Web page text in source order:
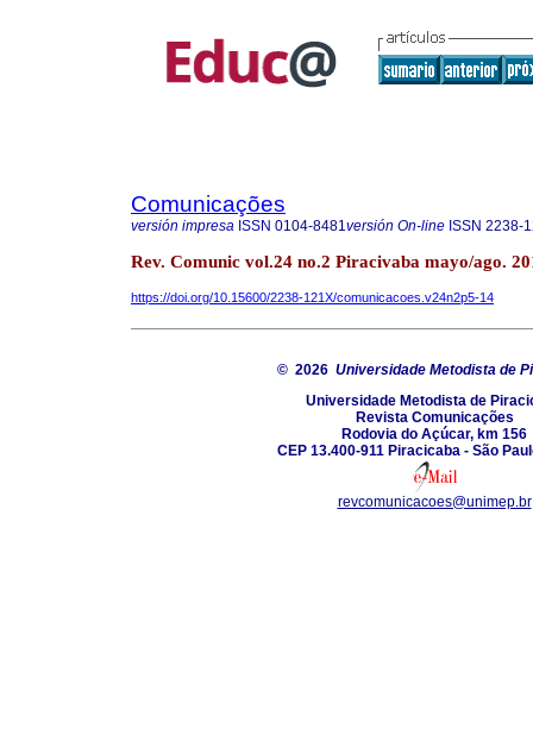
Comunicações
versión impresa ISSN 0104-8481versión On-line ISSN 2238-
Rev. Comunic vol.24 no.2 Piracivaba mayo/ago.
https://doi.org/10.15600/2238-121X/comunicacoes.v24n2p5-14
© 2026 Universidade Metodista de
Universidade Metodista de
Revista Comunicações
Rodovia do Açúcar, km 156
CEP 13.400-911 Piracicaba - São
revcomunicacoes@unimep.br